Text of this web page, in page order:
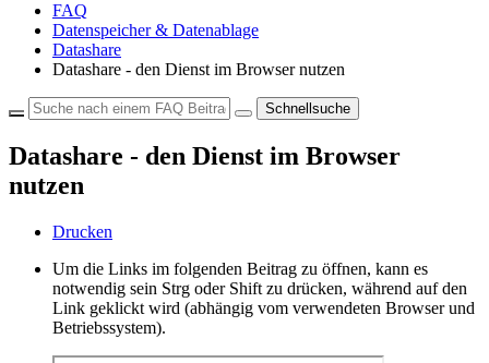
FAQ
Datenspeicher & Datenablage
Datashare
Datashare - den Dienst im Browser nutzen
Schnellsuche
Datashare - den Dienst im Browser
nutzen
Drucken
Um die Links im folgenden Beitrag zu öffnen, kann es
notwendig sein Strg oder Shift zu drücken, während auf den
Link geklickt wird (abhängig vom verwendeten Browser und
Betriebssystem).